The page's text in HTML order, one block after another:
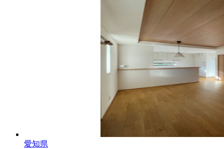
愛知県